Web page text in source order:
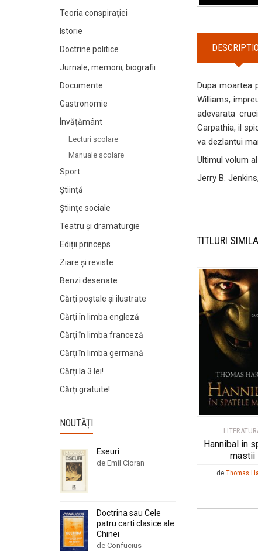
Dupa moartea
Williams,
adevarata
Carpathia, il
va dezlantui
Ultimul volum
Jerry B.
TITLURI
Hannibal in
mastii
de Thomas
Teoria conspirației
Istorie
Doctrine politice
Jurnale, memorii, biografii
Documente
Gastronomie
Învățământ
Lecturi şcolare
Manuale şcolare
Sport
Știință
Științe sociale
Teatru și dramaturgie
Ediții princeps
Ziare şi reviste
Benzi desenate
Cărți poștale și ilustrate
Cărți în limba engleză
Cărți în limba franceză
Cărți în limba germană
Cărți la 3 lei!
Cărți gratuite!
NOUTĂȚI
Eseuri
de Emil Cioran
Doctrina sau Cele
patru carti clasice ale
Chinei
de Confucius